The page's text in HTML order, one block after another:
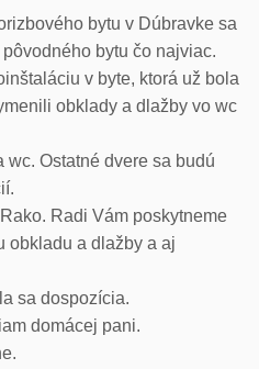
bytu v Dúbravke sa
bytu čo najviac.
v byte, ktorá už bola
obklady a dlažby vo wc
Ostatné dvere sa budú
Radi Vám poskytneme
obkladu a dlažby a aj
sa dospozícia.
domácej pani.